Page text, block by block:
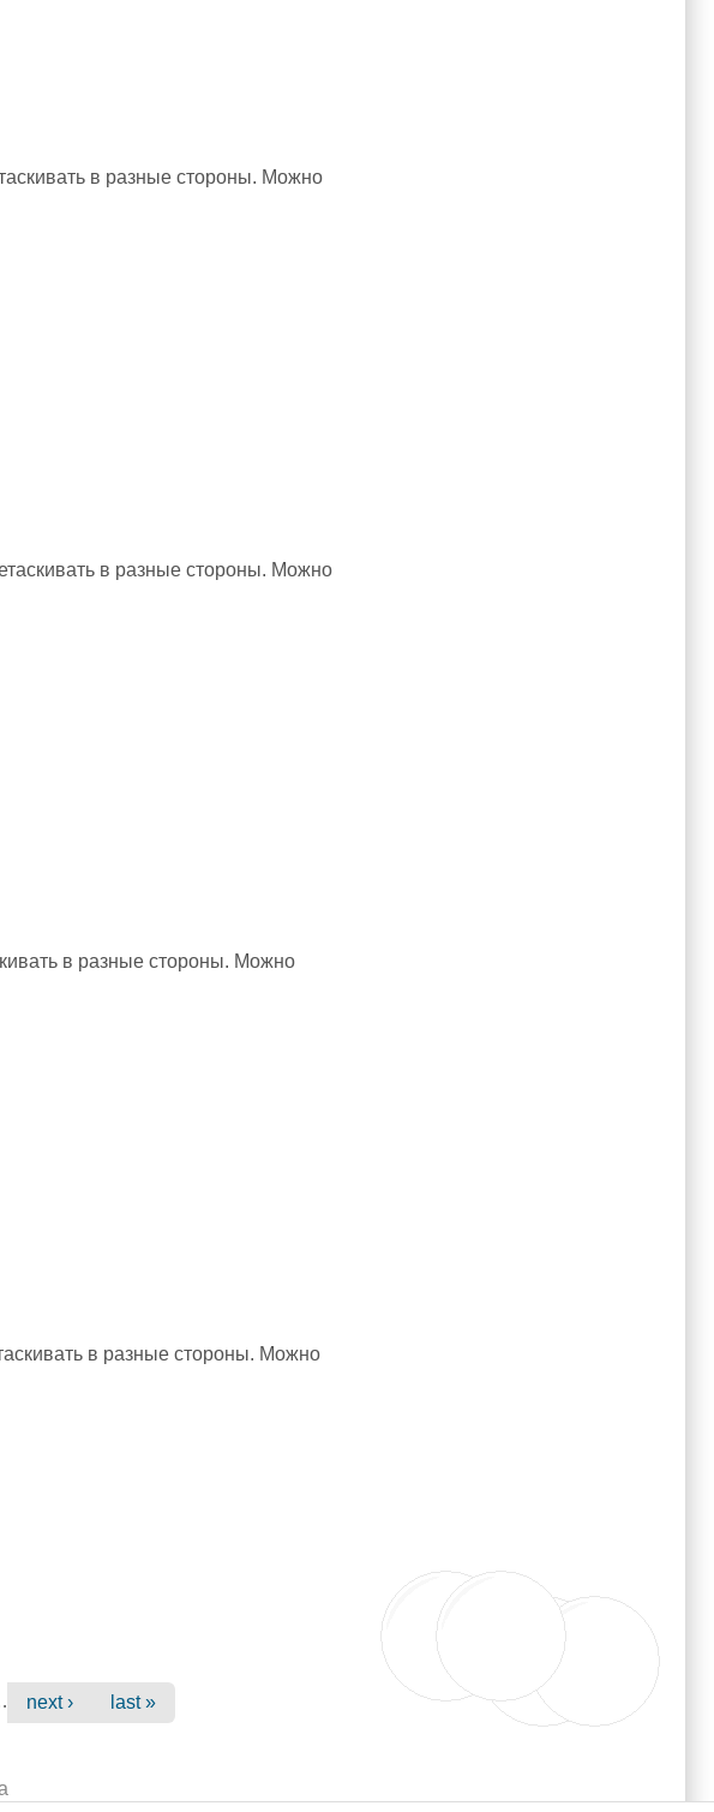
в разные стороны. Можно
в разные стороны. Можно
в разные стороны. Можно
в разные стороны. Можно
next › last »